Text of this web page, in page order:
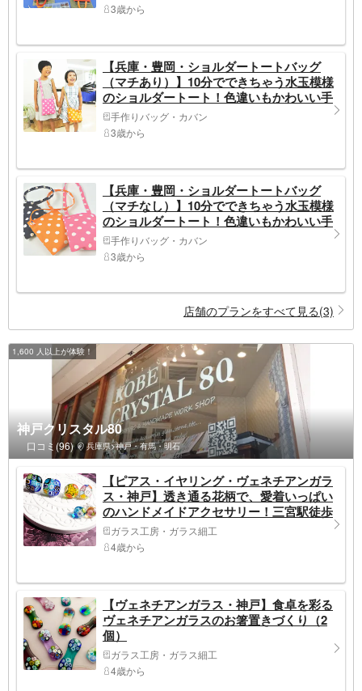
3歳から
【兵庫・豊岡・ショルダートートバッグ
（マチあり）】10分でできちゃう水玉模様
のショルダートート！色違いもかわいい手
作りバッグ体験
手作りバッグ・カバン
3歳から
【兵庫・豊岡・ショルダートートバッグ
（マチなし）】10分でできちゃう水玉模様
のショルダートート！色違いもかわいい手
作りバッグ体験
手作りバッグ・カバン
3歳から
店舗のプランをすべて見る(3)
1,600 人以上が体験！
神戸クリスタル80
口コミ(96) 兵庫県>神戸・有馬・明石
【ピアス・イヤリング・ヴェネチアンガラ
ス・神戸】透き通る花柄で、愛着いっぱい
のハンドメイドアクセサリー！三宮駅徒歩
8分ガラス工房・ガラス細工
4歳から
【ヴェネチアンガラス・神戸】食卓を彩る
ヴェネチアンガラスのお箸置きづくり（2
個）
ガラス工房・ガラス細工
4歳から